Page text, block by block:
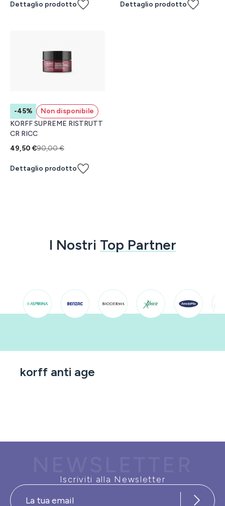
Dettaglio prodotto Dettaglio prodotto
-45%
Non disponibile
KORFF SUPREME RISTRUTT
CR RICC
49,50 €90,00 €
Dettaglio prodotto
I Nostri Top Partner
korff anti age
Iscriviti alla Newsletter